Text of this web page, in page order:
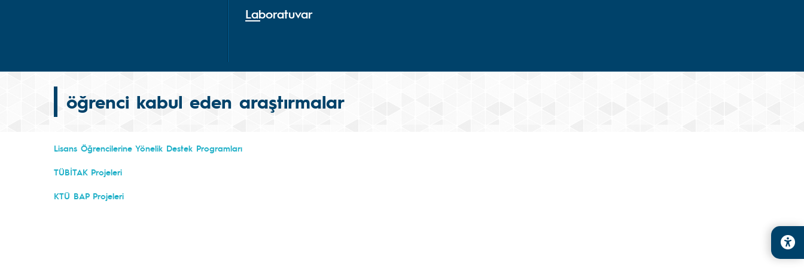
Laboratuvar
öğrenci kabul eden araştırmalar
Lisans Öğrencilerine Yönelik Destek Programları
TÜBİTAK Projeleri
KTÜ BAP Projeleri